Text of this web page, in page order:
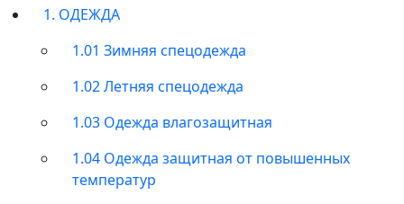
1. ОДЕЖДА
1.01 Зимняя спецодежда
1.02 Летняя спецодежда
1.03 Одежда влагозащитная
1.04 Одежда защитная от повышенных
температур